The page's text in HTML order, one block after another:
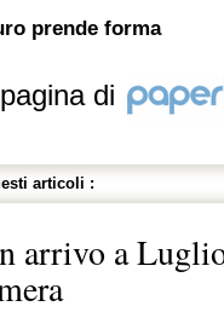
prende forma
di
articoli :
arrivo a